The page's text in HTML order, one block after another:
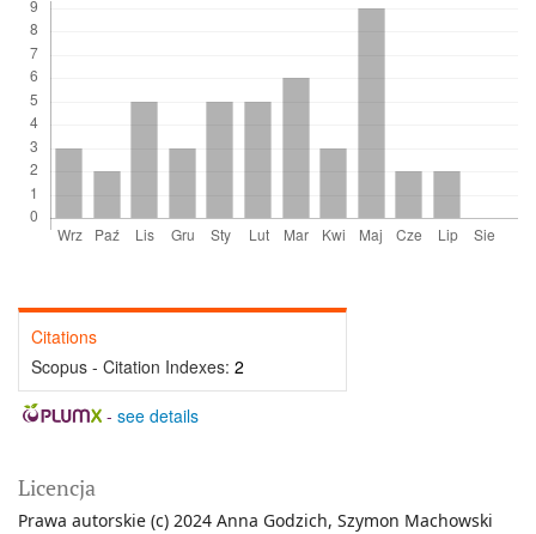
Citations
Scopus - Citation Indexes: 2
- see details
Licencja
Prawa autorskie (c) 2024 Anna Godzich, Szymon Machowski